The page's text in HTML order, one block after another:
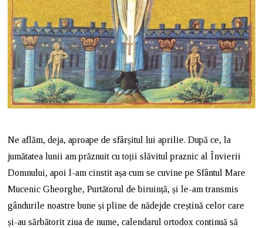
Ne aflăm, deja, aproape de sfârșitul lui aprilie. După ce, la
jumătatea lunii am prăznuit cu toții slăvitul praznic al Învierii
Domnului, apoi l-am cinstit așa cum se cuvine pe Sfântul Mare
Mucenic Gheorghe, Purtătorul de biruință, și le-am transmis
gândurile noastre bune și pline de nădejde creștină celor care
și-au sărbătorit ziua de nume, calendarul ortodox continuă să